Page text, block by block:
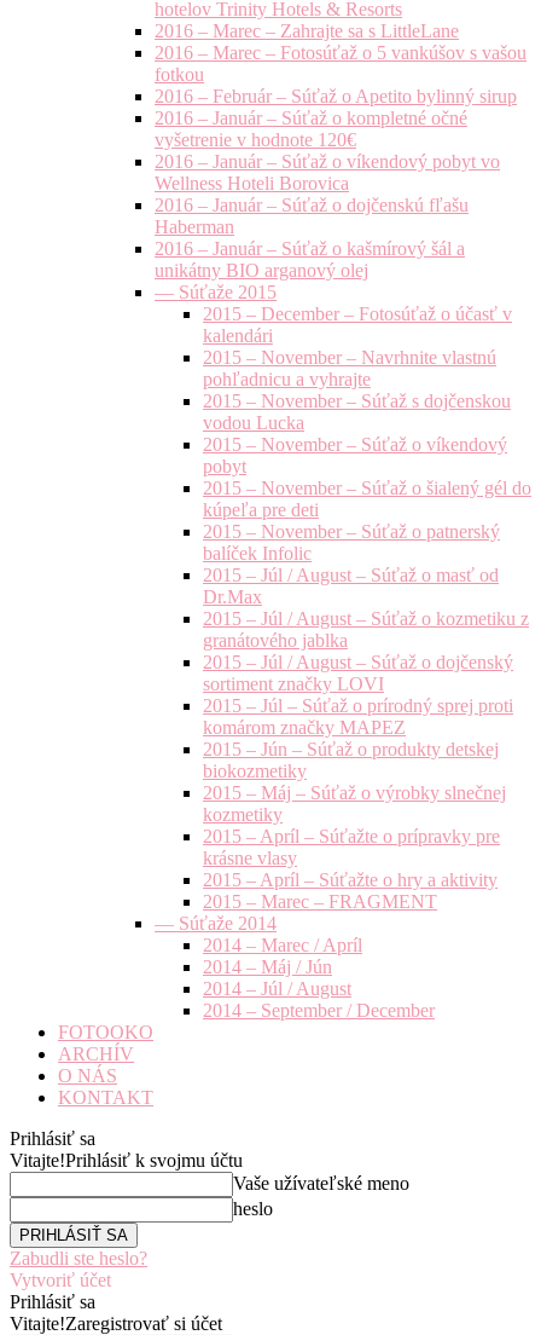
hotelov Trinity Hotels & Resorts
2016 – Marec – Zahrajte sa s LittleLane
2016 – Marec – Fotosúťaž o 5 vankúšov s vašou
fotkou
2016 – Február – Súťaž o Apetito bylinný sirup
2016 – Január – Súťaž o kompletné očné
vyšetrenie v hodnote 120€
2016 – Január – Súťaž o víkendový pobyt vo
Wellness Hoteli Borovica
2016 – Január – Súťaž o dojčenskú fľašu
Haberman
2016 – Január – Súťaž o kašmírový šál a
unikátny BIO arganový olej
— Súťaže 2015
2015 – December – Fotosúťaž o účasť v
kalendári
2015 – November – Navrhnite vlastnú
pohľadnicu a vyhrajte
2015 – November – Súťaž s dojčenskou
vodou Lucka
2015 – November – Súťaž o víkendový
pobyt
2015 – November – Súťaž o šialený gél do
kúpeľa pre deti
2015 – November – Súťaž o patnerský
balíček Infolic
2015 – Júl / August – Súťaž o masť od
Dr.Max
2015 – Júl / August – Súťaž o kozmetiku z
granátového jablka
2015 – Júl / August – Súťaž o dojčenský
sortiment značky LOVI
2015 – Júl – Súťaž o prírodný sprej proti
komárom značky MAPEZ
2015 – Jún – Súťaž o produkty detskej
biokozmetiky
2015 – Máj – Súťaž o výrobky slnečnej
kozmetiky
2015 – Apríl – Súťažte o prípravky pre
krásne vlasy
2015 – Apríl – Súťažte o hry a aktivity
2015 – Marec – FRAGMENT
— Súťaže 2014
2014 – Marec / Apríl
2014 – Máj / Jún
2014 – Júl / August
2014 – September / December
FOTOOKO
ARCHÍV
O NÁS
KONTAKT
Prihlásiť sa
Vitajte!Prihlásiť k svojmu účtu
Vaše užívateľské meno
heslo
Zabudli ste heslo?
Vytvoriť účet
Prihlásiť sa
Vitajte!Zaregistrovať si účet